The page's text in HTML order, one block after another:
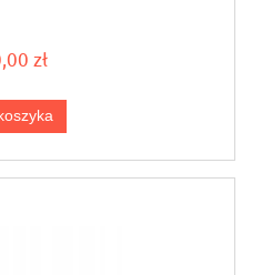
zł